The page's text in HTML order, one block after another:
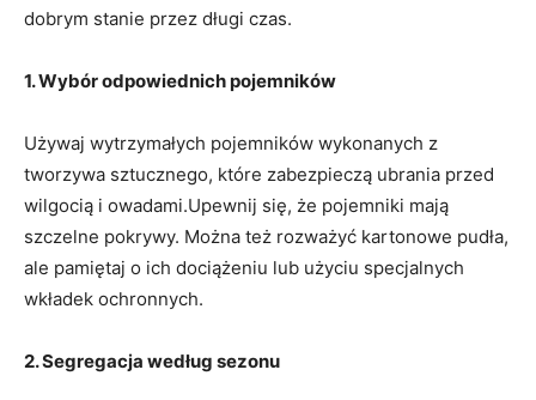
dobrym stanie przez długi czas.
1. Wybór odpowiednich pojemników
Używaj wytrzymałych pojemników wykonanych z
tworzywa sztucznego, które zabezpieczą ubrania przed
wilgocią i owadami.Upewnij się, że pojemniki mają
szczelne pokrywy. Można też rozważyć kartonowe pudła,
ale pamiętaj o ich dociążeniu lub użyciu specjalnych
wkładek ochronnych.
2. Segregacja według sezonu